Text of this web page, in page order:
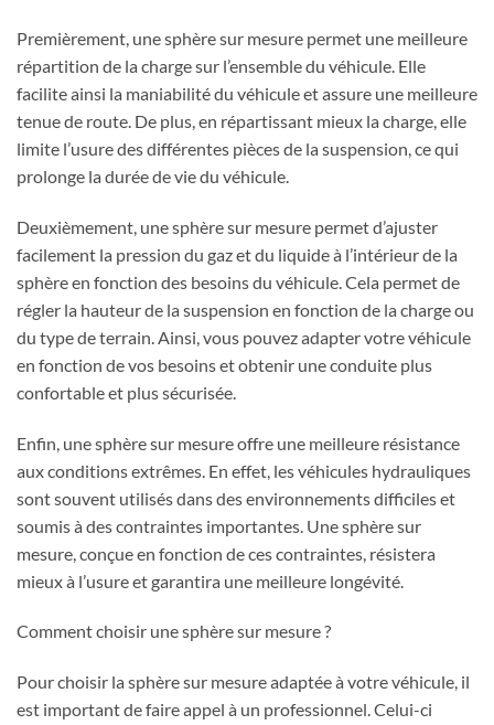
Premièrement, une sphère sur mesure permet une meilleure
répartition de la charge sur l’ensemble du véhicule. Elle
facilite ainsi la maniabilité du véhicule et assure une meilleure
tenue de route. De plus, en répartissant mieux la charge, elle
limite l’usure des différentes pièces de la suspension, ce qui
prolonge la durée de vie du véhicule.
Deuxièmement, une sphère sur mesure permet d’ajuster
facilement la pression du gaz et du liquide à l’intérieur de la
sphère en fonction des besoins du véhicule. Cela permet de
régler la hauteur de la suspension en fonction de la charge ou
du type de terrain. Ainsi, vous pouvez adapter votre véhicule
en fonction de vos besoins et obtenir une conduite plus
confortable et plus sécurisée.
Enfin, une sphère sur mesure offre une meilleure résistance
aux conditions extrêmes. En effet, les véhicules hydrauliques
sont souvent utilisés dans des environnements difficiles et
soumis à des contraintes importantes. Une sphère sur
mesure, conçue en fonction de ces contraintes, résistera
mieux à l’usure et garantira une meilleure longévité.
Comment choisir une sphère sur mesure ?
Pour choisir la sphère sur mesure adaptée à votre véhicule, il
est important de faire appel à un professionnel. Celui-ci